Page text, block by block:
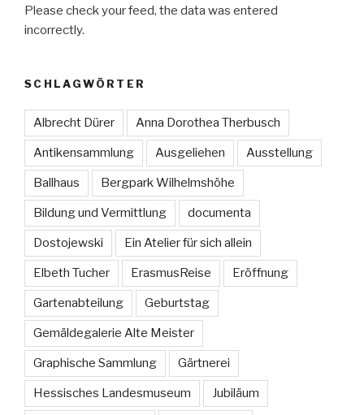
Please check your feed, the data was entered
incorrectly.
SCHLAGWÖRTER
Albrecht Dürer Anna Dorothea Therbusch
Antikensammlung Ausgeliehen Ausstellung
Ballhaus Bergpark Wilhelmshöhe
Bildung und Vermittlung documenta
Dostojewski Ein Atelier für sich allein
Elbeth Tucher ErasmusReise Eröffnung
Gartenabteilung Geburtstag
Gemäldegalerie Alte Meister
Graphische Sammlung Gärtnerei
Hessisches Landesmuseum Jubiläum